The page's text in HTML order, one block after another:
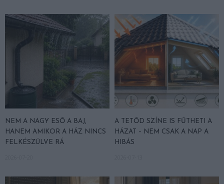
NEM A NAGY ESŐ A BAJ,
HANEM AMIKOR A HÁZ NINCS
FELKÉSZÜLVE RÁ
A TETŐD SZÍNE IS FŰTHETI A
HÁZAT – NEM CSAK A NAP A
HIBÁS